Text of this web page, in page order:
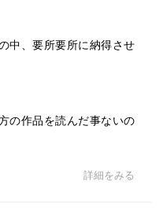
中、要所要所に納得させ
の作品を読んだ事ないの
詳細をみる